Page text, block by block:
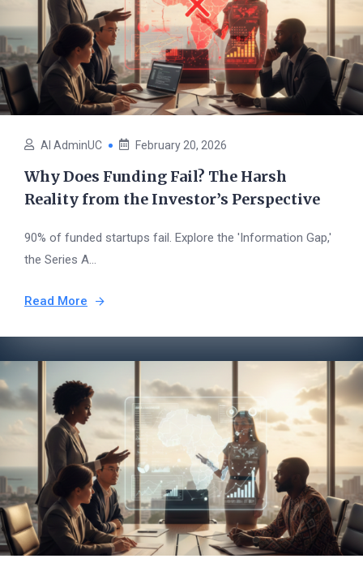
AI AdminUC February 20, 2026
Why Does Funding Fail? The Harsh
Reality from the Investor’s Perspective
90% of funded startups fail. Explore the 'Information Gap,'
the Series A...
Read More